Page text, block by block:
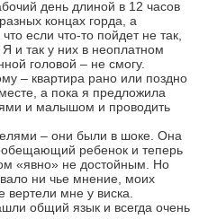
день длиной в 12 часов
концах горда, а
если что-то пойдет не так,
и так у них в неоплатном
головой – не смогу.
– квартира рано или поздно
а пока я предложила
и малышом и проводить
– они были в шоке. Она
ребенок и теперь
«явно» не достойным. Но
ни чье мнение, моих
вертели мне у виска.
общий язык и всегда очень